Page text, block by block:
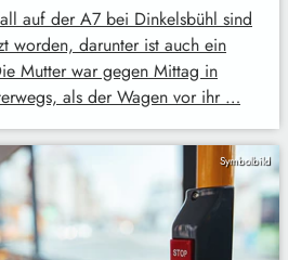
auf der A7 bei Dinkelsbühl sind
worden, darunter ist auch ein
Mutter war gegen Mittag in
als der Wagen vor ihr …
Symbolbild